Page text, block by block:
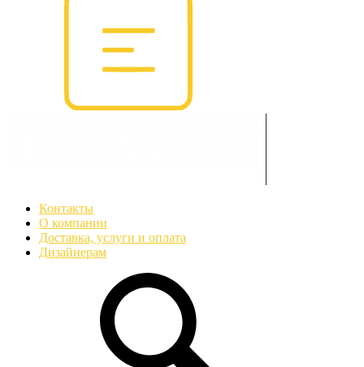
Контакты
О компании
Доставка, услуги и оплата
Дизайнерам